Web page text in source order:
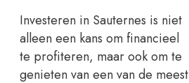
Investeren in Sauternes is niet
alleen een kans om financieel
te profiteren, maar ook om te
genieten van een van de meest